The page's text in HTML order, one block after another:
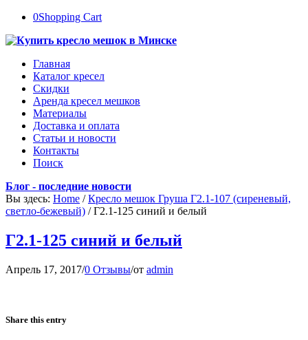
0Shopping Cart
Главная
Каталог кресел
Скидки
Аренда кресел мешков
Материалы
Доставка и оплата
Статьи и новости
Контакты
Поиск
Блог - последние новости
Вы здесь: Home / Кресло мешок Груша Г2.1-107 (сиреневый,
светло-бежевый) / Г2.1-125 синий и белый
Г2.1-125 синий и белый
Апрель 17, 2017/0 Отзывы/от admin
Share this entry